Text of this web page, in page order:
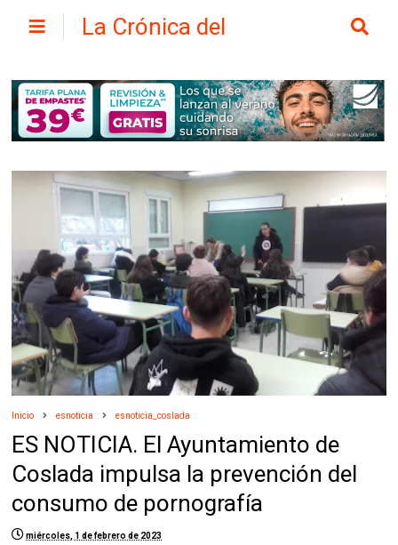
La Crónica del
Inicio esnoticia esnoticia_coslada
ES NOTICIA. El Ayuntamiento de
Coslada impulsa la prevención del
consumo de pornografía
miércoles, 1 de febrero de 2023